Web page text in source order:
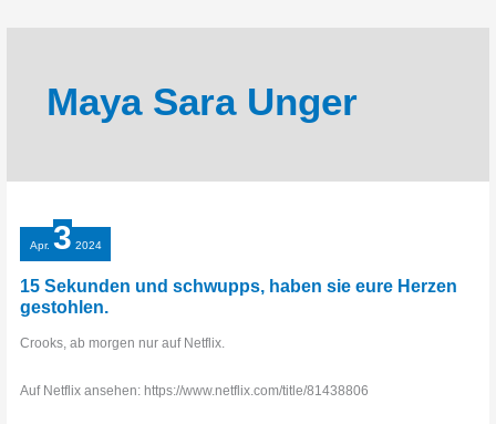
Maya Sara Unger
Apr. 3 2024
15 Sekunden und schwupps, haben sie eure Herzen
gestohlen.
Crooks, ab morgen nur auf Netflix.
Auf Netflix ansehen: https://www.netflix.com/title/81438806